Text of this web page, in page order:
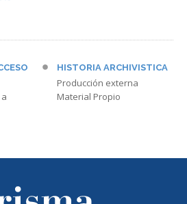
HISTORIA ARCHIVISTICA
Producción externa
Material Propio